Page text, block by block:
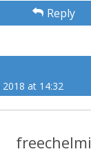
Reply
at 14:32
freechelmi